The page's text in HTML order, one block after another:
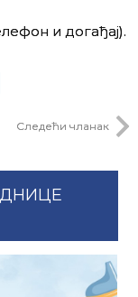
и догађај).
Следећи чланак